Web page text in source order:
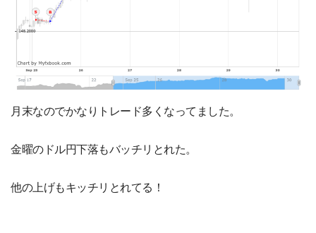
月末なのでかなりトレード多くなってました。
金曜のドル円下落もバッチリとれた。
他の上げもキッチリとれてる！